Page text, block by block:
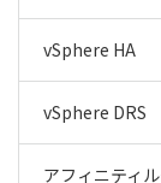
vSphere HA
vSphere DRS
アフィニティ